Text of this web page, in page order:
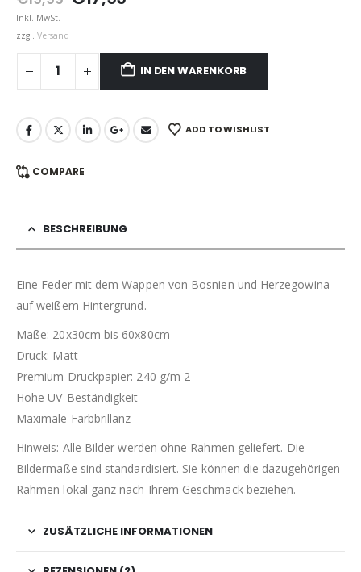
Preis
€19,99€17,99.
Inkl. MwSt.
zzgl. Versand
IN DEN WARENKORB
ADD TO WISHLIST
COMPARE
BESCHREIBUNG
Eine Feder mit dem Wappen von Bosnien und Herzegowina
auf weißem Hintergrund.
Maße: 20x30cm bis 60x80cm
Druck: Matt
Premium Druckpapier: 240 g/m 2
Hohe UV-Beständigkeit
Maximale Farbbrillanz
Hinweis: Alle Bilder werden ohne Rahmen geliefert. Die
Bildermaße sind standardisiert. Sie können die dazugehörigen
Rahmen lokal ganz nach Ihrem Geschmack beziehen.
ZUSÄTZLICHE INFORMATIONEN